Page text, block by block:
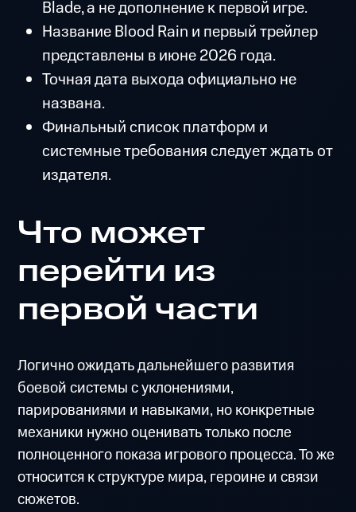
Blade, а не дополнение к первой игре.
Название Blood Rain и первый трейлер
представлены в июне 2026 года.
Точная дата выхода официально не
названа.
Финальный список платформ и
системные требования следует ждать от
издателя.
Что может
перейти из
первой части
Логично ожидать дальнейшего развития
боевой системы с уклонениями,
парированиями и навыками, но конкретные
механики нужно оценивать только после
полноценного показа игрового процесса. То же
относится к структуре мира, героине и связи
сюжетов.